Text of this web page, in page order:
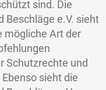
sind. Die
Beschläge e.V. sieht
mögliche Art der
Schutzrechte und
sieht die